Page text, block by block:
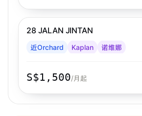
28 JALAN JINTAN
近Orchard Kaplan 诺维娜
S$1,500/月起